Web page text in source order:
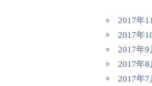
2017年
2017年
2017年9
2017年8
2017年7